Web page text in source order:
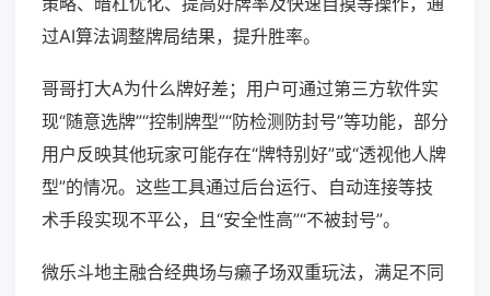
过AI算法调整牌局结果，提升胜率。
哥哥打大A为什么牌好差；用户可通过第三方软件实
现“随意选牌”“控制牌型”“防检测防封号”等功能，部分
用户反映其他玩家可能存在“牌特别好”或“透视他人牌
型”的情况。这些工具通过后台运行、自动连接等技
术手段实现不平公，且“安全性高”“不被封号”。
微乐斗地主融合经典场与癞子场双重玩法，满足不同